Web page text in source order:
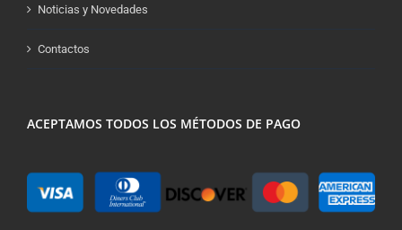
Noticias y Novedades
Contactos
ACEPTAMOS TODOS LOS MÉTODOS DE PAGO